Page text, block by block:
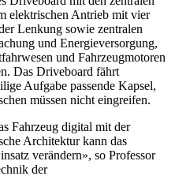
elektrischen Antrieb mit vier
Lenkung sowie zentralen
und Energieversorgung,
und Fahrzeugmotoren
Das Driveboard fährt
Aufgabe passende Kapsel,
müssen nicht eingreifen.
Fahrzeug digital mit der
Architektur kann das
verändern», so Professor
der